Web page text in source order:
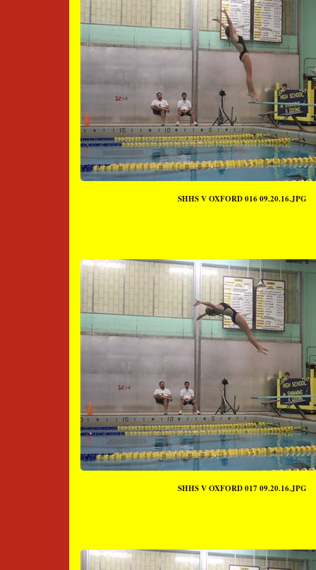
SHHS V OXFORD 016 09.20.16.JPG
SHHS V OXFORD 017 09.20.16.JPG